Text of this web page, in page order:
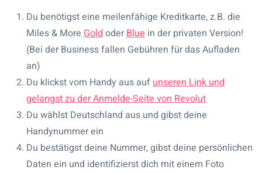
Du benötigst eine meilenfähige Kreditkarte, z.B. die
Miles & More GoldoderBlue in der privaten Version!
(Bei der Business fallen Gebühren für das Aufladen
an)
Du klickst vom Handy aus aufunseren Link und
gelangst zu der Anmelde-Seite von Revolut
Du wählst Deutschland aus und gibst deine
Handynummer ein
Du bestätigst deine Nummer, gibst deine persönlichen
Daten ein und identifizierst dich mit einem Foto